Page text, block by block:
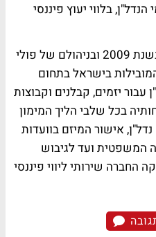
בלווי יעוץ פיננסי
חברת Top Capital שהוקמה בשנת 2009 ובניהולם של פולי
בישראל בתחום
עבור יזמים, קבלנים וקבוצות
בכל שלבי הליך המימון
אישור המיזם בוועדות
המשפטית ועד לגיבוש
החברה שירותי ליווי פיננסי